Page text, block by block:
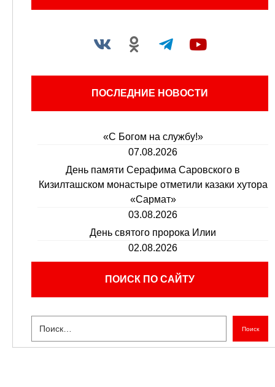
ПОСЛЕДНИЕ НОВОСТИ
«С Богом на службу!»
07.08.2026
День памяти Серафима Саровского в
Кизилташском монастыре отметили казаки хутора
«Сармат»
03.08.2026
День святого пророка Илии
02.08.2026
ПОИСК ПО САЙТУ
Поиск